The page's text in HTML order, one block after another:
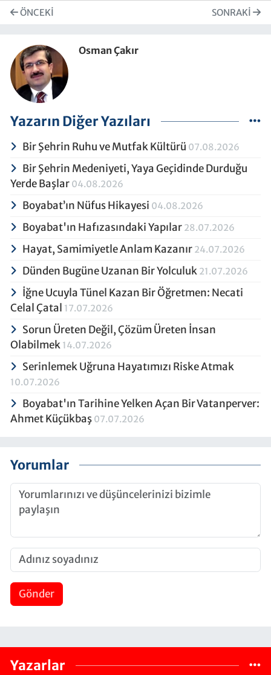
ÖNCEKI SONRAKI
Osman Çakır
Yazarın Diğer Yazıları
Bir Şehrin Ruhu ve Mutfak Kültürü 07.08.2026
Bir Şehrin Medeniyeti, Yaya Geçidinde Durduğu
Yerde Başlar 04.08.2026
Boyabat’ın Nüfus Hikayesi 04.08.2026
Boyabat'ın Hafızasındaki Yapılar 28.07.2026
Hayat, Samimiyetle Anlam Kazanır 24.07.2026
Dünden Bugüne Uzanan Bir Yolculuk 21.07.2026
İğne Ucuyla Tünel Kazan Bir Öğretmen: Necati
Celal Çatal 17.07.2026
Sorun Üreten Değil, Çözüm Üreten İnsan
Olabilmek 14.07.2026
Serinlemek Uğruna Hayatımızı Riske Atmak
10.07.2026
Boyabat'ın Tarihine Yelken Açan Bir Vatanperver:
Ahmet Küçükbaş 07.07.2026
Yorumlar
Gönder
Yazarlar